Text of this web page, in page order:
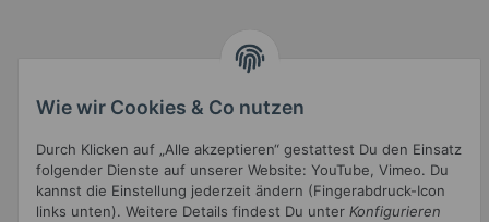
Wie wir Cookies & Co nutzen
Durch Klicken auf „Alle akzeptieren“ gestattest Du den Einsatz
folgender Dienste auf unserer Website: YouTube, Vimeo. Du
kannst die Einstellung jederzeit ändern (Fingerabdruck-Icon
links unten). Weitere Details findest Du unter Konfigurieren